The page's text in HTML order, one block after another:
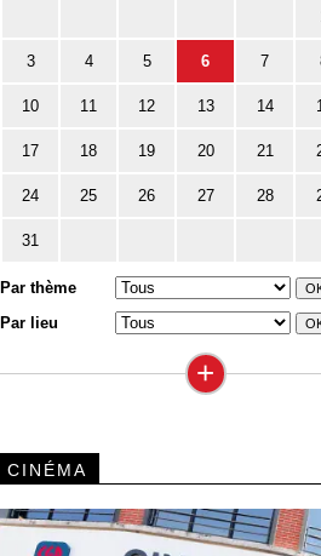
3 4 5 6 7
10 11 12 13 14
17 18 19 20 21
24 25 26 27 28
31
Par thème
Par lieu
+
CINÉMA